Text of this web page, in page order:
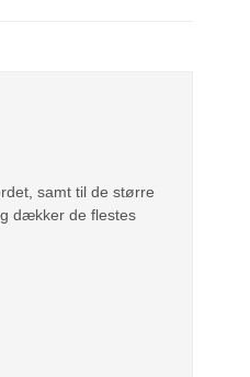
samt til de større
dækker de flestes